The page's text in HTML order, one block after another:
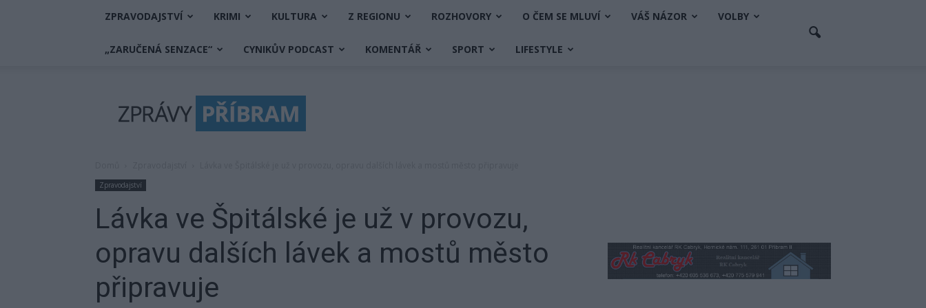
ZPRAVODAJSTVÍ KRIMI KULTURA Z REGIONU ROZHOVORY O ČEM SE MLUVÍ VÁŠ NÁZOR VOLBY
„ZARUČENÁ SENZACE“ CYNIKŮV PODCAST KOMENTÁŘ SPORT LIFESTYLE
Příbram
Zpravodajství
Lávka ve Špitálské je už v provozu,
opravu dalších lávek a mostů město
připravuje